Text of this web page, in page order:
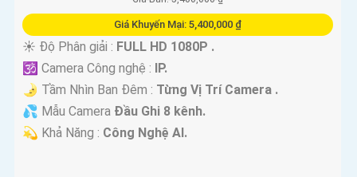
Giá Khuyến Mại: 5,400,000 ₫
☀️ Độ Phân giải : FULL HD 1080P .
🕉️ Camera Công nghệ :
IP.
🌛 Tầm Nhìn Ban Đêm : Từng Vị Trí Camera .
💦 Mẫu Camera Đầu Ghi 8 kênh.
️💫 Khả Năng : Công Nghệ AI.